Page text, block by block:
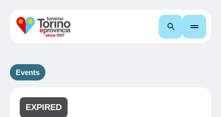
Search
Events
EXPIRED